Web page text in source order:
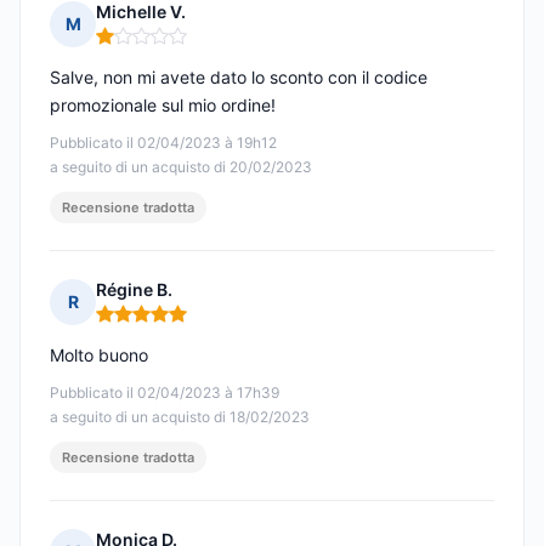
M
Michelle V.
Nota: 1 su 5
Pubblicato il 02/04/2023 à 19h12
a seguito di un acquisto di 20/02/2023
Salve, non mi avete dato lo sconto con il codice
promozionale sul mio ordine!
Recensione tradotta
R
Régine B.
Nota: 5 su 5
Pubblicato il 02/04/2023 à 17h39
a seguito di un acquisto di 18/02/2023
Molto buono
Recensione tradotta
Monica D.